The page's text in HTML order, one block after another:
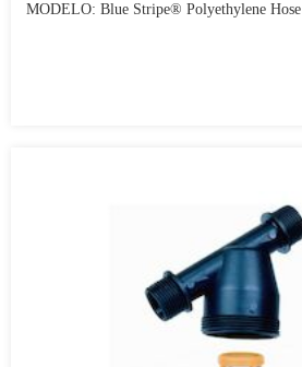
MODELO: Blue Stripe® Polyethylene Hose